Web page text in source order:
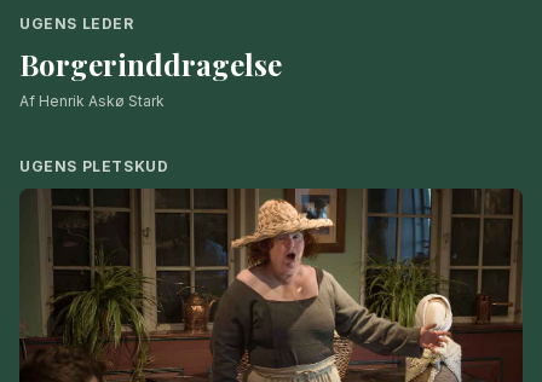
UGENS LEDER
Borgerinddragelse
Af Henrik Askø Stark
UGENS PLETSKUD